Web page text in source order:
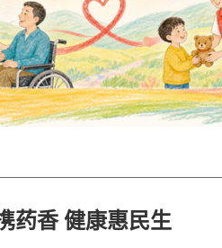
药香 健康惠民生